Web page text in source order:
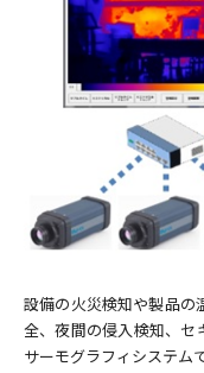
事業案内 トップ
製鉄プラント操業
活性炭
事例紹介
技術・製品・サービ
企業情報 トップ
トップメッセージ
沿革
資料DL
資料ダウンロード
サステナビリティ
設備の火災検知や製品の
全、夜間の侵入検知、セ
サーモグラフィシステムで